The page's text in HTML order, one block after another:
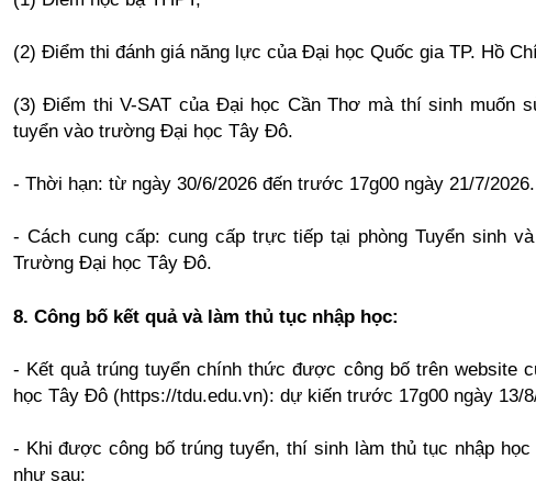
(2) Điểm thi đánh giá năng lực của Đại học Quốc gia TP. Hồ
(3) Điểm thi V-SAT của Đại học Cần Thơ mà thí sinh muốn
tuyển vào trường Đại học Tây Đô.
- Thời hạn: từ ngày 30/6/2026 đến trước 17g00 ngày 21/7/2026.
- Cách cung cấp: cung cấp trực tiếp tại phòng Tuyển sinh
Trường Đại học Tây Đô.
8. Công bố kết quả và làm thủ tục nhập học:
- Kết quả trúng tuyển chính thức được công bố trên website
học Tây Đô (https://tdu.edu.vn): dự kiến trước 17g00 ngày 13/
- Khi được công bố trúng tuyển, thí sinh làm thủ tục nhập học
như sau: